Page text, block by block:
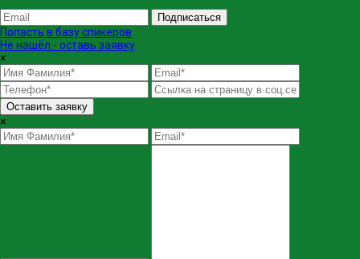
Подписаться
Попасть в базу спикеров
Не нашёл - оставь заявку
×
Оставить заявку
×